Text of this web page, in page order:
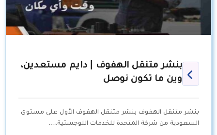
بنشر متنقل الهفوف | دايم مستعدين،
وين ما تكون نوصل
بنشر متنقل الهفوف بنشر متنقل الهفوف الأول على مستوى
السعودية من شركة المتحدة للخدمات اللوجستية،…